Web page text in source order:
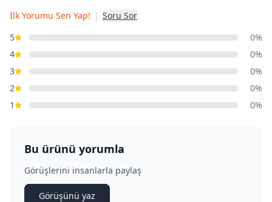
İlk Yorumu Sen Yap! | Soru Sor
5
0%
4
0%
3
0%
2
0%
1
0%
Bu ürünü yorumla
Görüşlerini insanlarla paylaş
Görüşünü yaz